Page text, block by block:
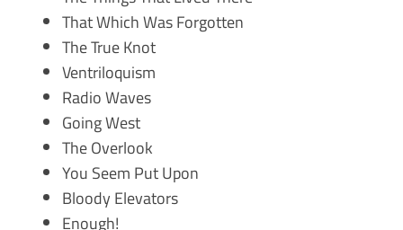
That Which Was Forgotten
The True Knot
Ventriloquism
Radio Waves
Going West
The Overlook
You Seem Put Upon
Bloody Elevators
Enough!